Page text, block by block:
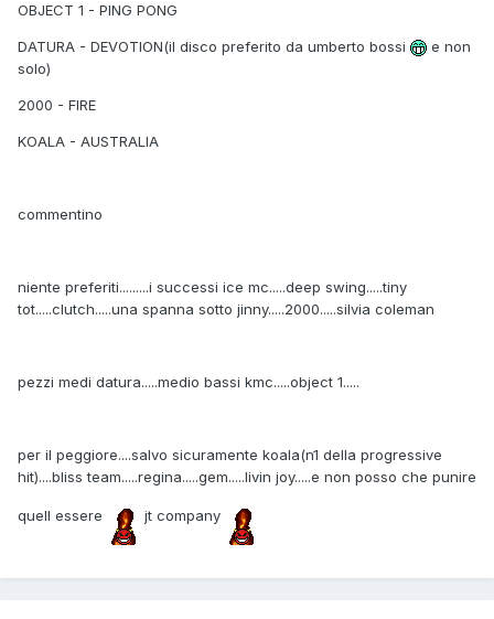
OBJECT 1 - PING PONG
DATURA - DEVOTION(il disco preferito da umberto bossi
e non
solo)
2000 - FIRE
KOALA - AUSTRALIA
commentino
niente preferiti.........i successi ice mc.....deep swing.....tiny
tot.....clutch.....una spanna sotto jinny.....2000.....silvia coleman
pezzi medi datura.....medio bassi kmc.....object 1.....
per il peggiore....salvo sicuramente koala(n1 della progressive
hit)....bliss team.....regina.....gem.....livin joy.....e non posso che punire
quell essere jt company